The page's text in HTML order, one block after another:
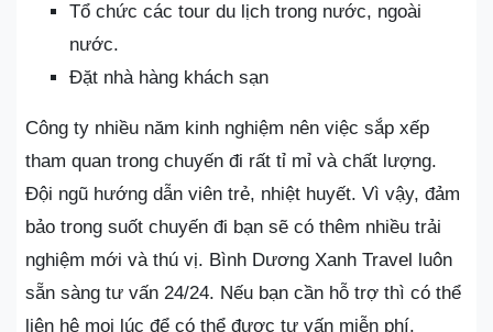
Tổ chức các tour du lịch trong nước, ngoài
nước.
Đặt nhà hàng khách sạn
Công ty nhiều năm kinh nghiệm nên việc sắp xếp
tham quan trong chuyến đi rất tỉ mỉ và chất lượng.
Đội ngũ hướng dẫn viên trẻ, nhiệt huyết. Vì vậy, đảm
bảo trong suốt chuyến đi bạn sẽ có thêm nhiều trải
nghiệm mới và thú vị. Bình Dương Xanh Travel luôn
sẵn sàng tư vấn 24/24. Nếu bạn cần hỗ trợ thì có thể
liên hệ mọi lúc để có thể được tư vấn miễn phí.